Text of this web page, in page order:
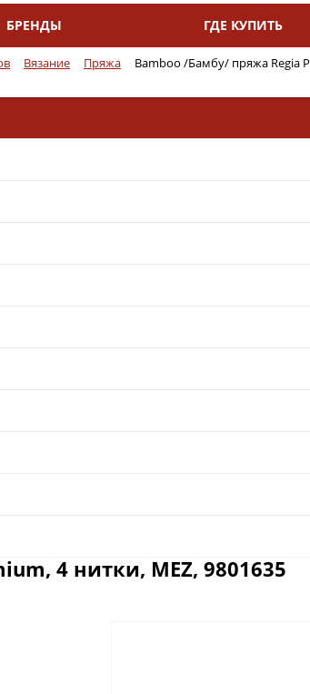
БРЕНДЫ ГДЕ КУПИТЬ
Вязание Пряжа Bamboo /Бамбу/ пряжа Regia
4 нитки, MEZ, 9801635